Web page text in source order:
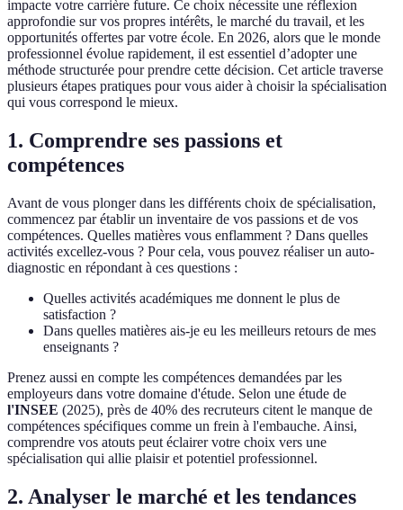
impacte votre carrière future. Ce choix nécessite une réflexion
approfondie sur vos propres intérêts, le marché du travail, et les
opportunités offertes par votre école. En 2026, alors que le monde
professionnel évolue rapidement, il est essentiel d’adopter une
méthode structurée pour prendre cette décision. Cet article traverse
plusieurs étapes pratiques pour vous aider à choisir la spécialisation
qui vous correspond le mieux.
1. Comprendre ses passions et
compétences
Avant de vous plonger dans les différents choix de spécialisation,
commencez par établir un inventaire de vos passions et de vos
compétences. Quelles matières vous enflamment ? Dans quelles
activités excellez-vous ? Pour cela, vous pouvez réaliser un auto-
diagnostic en répondant à ces questions :
Quelles activités académiques me donnent le plus de
satisfaction ?
Dans quelles matières ais-je eu les meilleurs retours de mes
enseignants ?
Prenez aussi en compte les compétences demandées par les
employeurs dans votre domaine d'étude. Selon une étude de
l'INSEE (2025), près de 40% des recruteurs citent le manque de
compétences spécifiques comme un frein à l'embauche. Ainsi,
comprendre vos atouts peut éclairer votre choix vers une
spécialisation qui allie plaisir et potentiel professionnel.
2. Analyser le marché et les tendances